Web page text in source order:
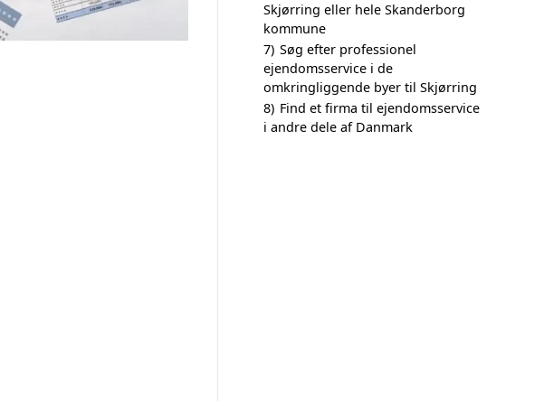
Skjørring eller hele Skanderborg
kommune
7) Søg efter professionel
ejendomsservice i de
omkringliggende byer til Skjørring
8) Find et firma til ejendomsservice
i andre dele af Danmark